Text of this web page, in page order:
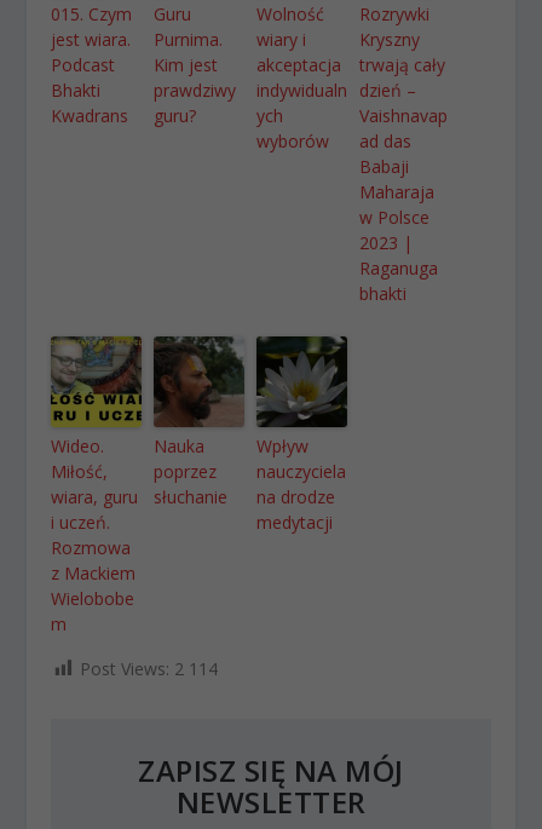
015. Czym
jest wiara.
Podcast
Bhakti
Kwadrans
Guru
Purnima.
Kim jest
prawdziwy
guru?
Wolność
wiary i
akceptacja
indywidualn
ych
wyborów
Rozrywki
Kryszny
trwają cały
dzień –
Vaishnavap
ad das
Babaji
Maharaja
w Polsce
2023 |
Raganuga
bhakti
Wideo.
Miłość,
wiara, guru
i uczeń.
Rozmowa
z Mackiem
Wielobobe
m
Nauka
poprzez
słuchanie
Wpływ
nauczyciela
na drodze
medytacji
Post Views: 2 114
ZAPISZ SIĘ NA MÓJ
NEWSLETTER